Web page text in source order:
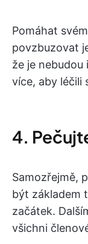
Pomáhat
povzbuzovat
že je
více, aby léčili
4.
Samozřejmě,
být základem
začátek.
všichni